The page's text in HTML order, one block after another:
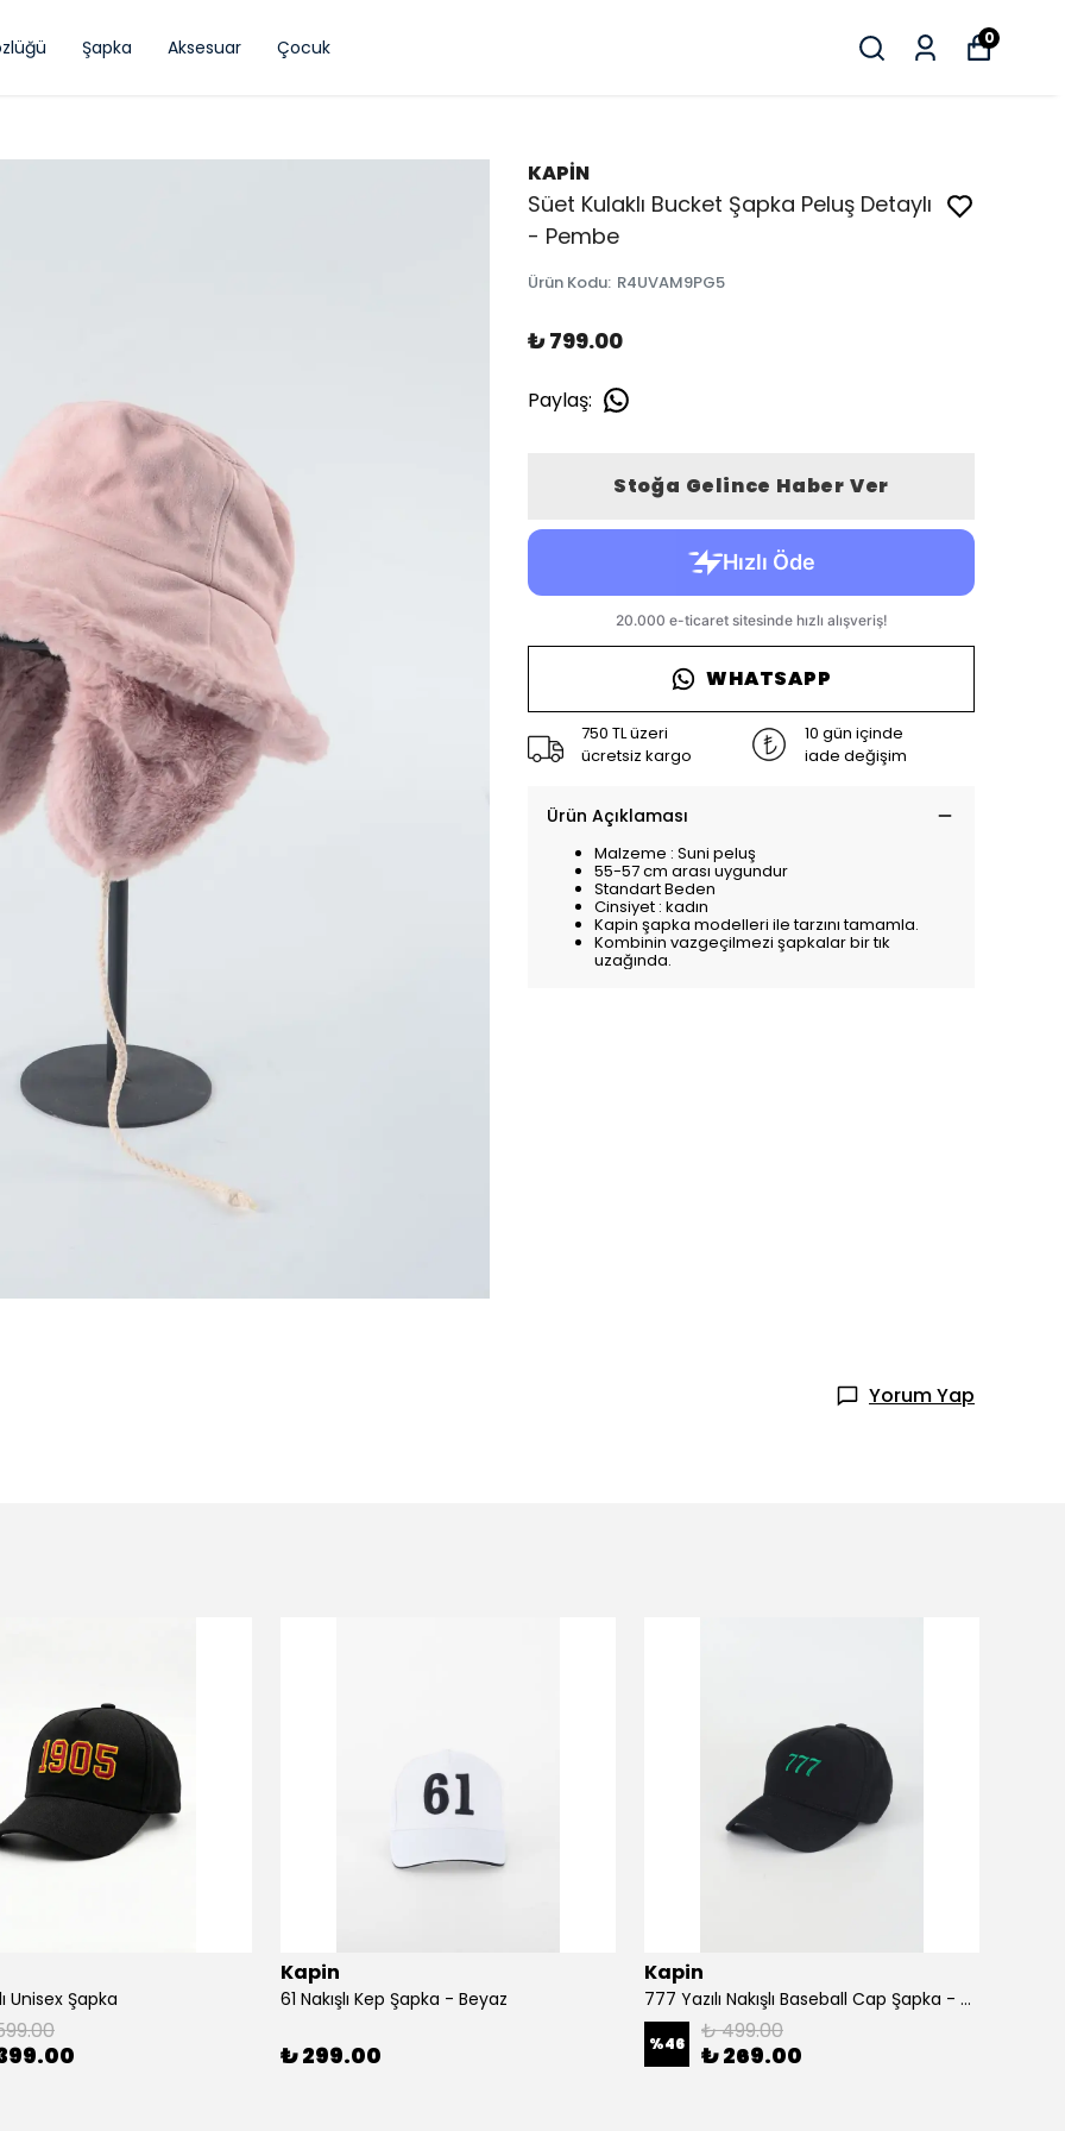
Şapka Aksesuar Çocuk 0
KAPİN
Süet Kulaklı Bucket Şapka Peluş Detaylı
- Pembe
Ürün Kodu: R4UVAM9PG5
₺ 799.00
Paylaş:
Stoğa Gelince Haber Ver
WHATSAPP
750 TL üzeri
ücretsiz kargo
10 gün içinde
iade değişim
Ürün Açıklaması
Malzeme : Suni peluş
55-57 cm arası uygundur
Standart Beden
Cinsiyet : kadın
Kapin şapka modelleri ile tarzını tamamla.
Kombinin vazgeçilmezi şapkalar bir tık
uzağında.
Yorum Yap
Unisex Şapka
Kapin
61 Nakışlı Kep Şapka - Beyaz
₺ 299.00
Kapin
777 Yazılı Nakışlı Baseball Cap Şapka - Siyah
%46 ₺ 499.00
₺ 269.00